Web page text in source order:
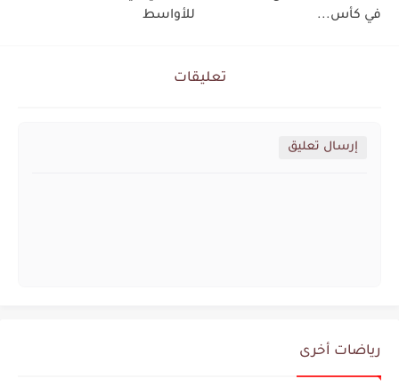
في كأس...
للأواسط
تعليقات
إرسال تعليق
رياضات أخرى